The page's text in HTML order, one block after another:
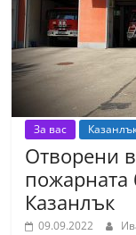
За вас
Отворени
пожарната
Казанлък
09.09.2022